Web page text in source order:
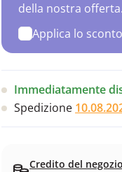
della nostra offerta.
Applica lo sconto
Immediatamente
Spedizione
Credito del negozio